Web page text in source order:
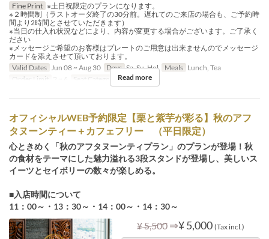
Fine Print ※土日祝限定のプランになります。
※２時間制（ラストオーダ終了の30分前。遅れてのご来店の場合も、ご予約時
間より2時間とさせていただきます）
※当日の仕入れ状況などにより、内容が変更する場合がございます。ご了承く
ださい
※メッセージご希望のお客様はプレートのご用意は出来ませんのでメッセージ
カードを添えさせて頂いております。
Valid Dates
Jun 08 ~ Aug 30 Days Sa, Su, Hol Meals Lunch, Tea
Order Limit
2 ~ 6 Seat Category Table Seat
Read more
オフィシャルWEB予約限定【栗と紫芋が彩る】秋のアフ
タヌーンティー＋カフェフリー （平日限定）
心ときめく「秋のアフタヌーンティプラン」のプランが登場！秋
の食材をテーマにした魅力溢れる3段スタンドが登場し、美しいス
イーツとセイボリーの数々が楽しめる。
■入店時間について
11：00～・13：30～・14：00～・14：30～
¥ 5,500 ⇒¥ 5,000 (Tax incl.)